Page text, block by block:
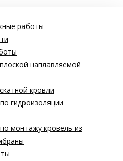
работы
наплавляемой
кровли
гидроизоляции
монтажу кровель из